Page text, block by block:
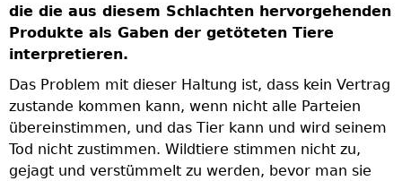
die die aus diesem Schlachten hervorgehenden
Produkte als Gaben der getöteten Tiere
interpretieren.
Das Problem mit dieser Haltung ist, dass kein Vertrag
zustande kommen kann, wenn nicht alle Parteien
übereinstimmen, und das Tier kann und wird seinem
Tod nicht zustimmen. Wildtiere stimmen nicht zu,
gejagt und verstümmelt zu werden, bevor man sie